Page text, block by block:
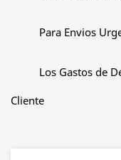
Para Envios
Los Gastos de
Cliente